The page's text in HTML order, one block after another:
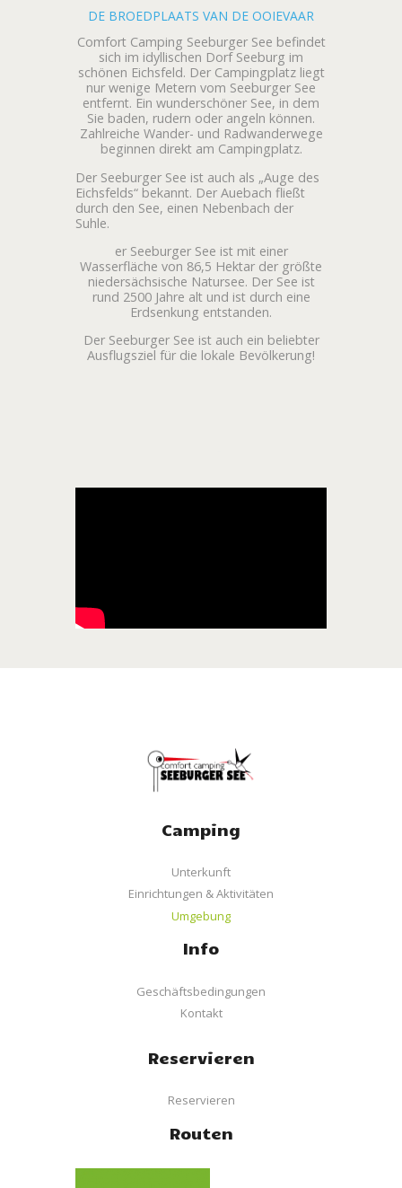
DE BROEDPLAATS VAN DE OOIEVAAR
Comfort Camping Seeburger See befindet
sich im idyllischen Dorf Seeburg im
schönen Eichsfeld. Der Campingplatz liegt
nur wenige Metern vom Seeburger See
entfernt. Ein wunderschöner See, in dem
Sie baden, rudern oder angeln können.
Zahlreiche Wander- und Radwanderwege
beginnen direkt am Campingplatz.
Der Seeburger See ist auch als „Auge des
Eichsfelds“ bekannt. Der Auebach fließt
durch den See, einen Nebenbach der
Suhle.
er Seeburger See ist mit einer
Wasserfläche von 86,5 Hektar der größte
niedersächsische Natursee. Der See ist
rund 2500 Jahre alt und ist durch eine
Erdsenkung entstanden.
Der Seeburger See ist auch ein beliebter
Ausflugsziel für die lokale Bevölkerung!
Camping
Unterkunft
Einrichtungen & Aktivitäten
Umgebung
Info
Geschäftsbedingungen
Kontakt
Reservieren
Reservieren
Routen